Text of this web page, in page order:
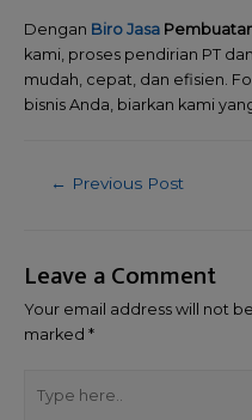
Dengan Biro Jasa
kami, proses pendirian PT
mudah, cepat, dan efisien.
bisnis Anda, biarkan kami
← Previous Post
Leave a Comment
Your email address will not
marked *